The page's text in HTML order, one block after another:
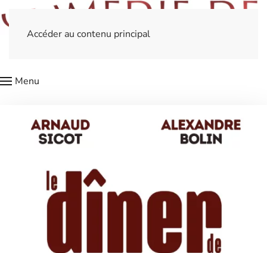
Accéder au contenu principal
Menu